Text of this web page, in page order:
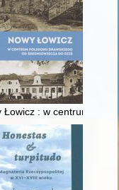
finansowy i
Łowicz : w centrum